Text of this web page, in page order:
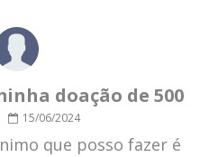
doação de 500
15/06/2024
que posso fazer é